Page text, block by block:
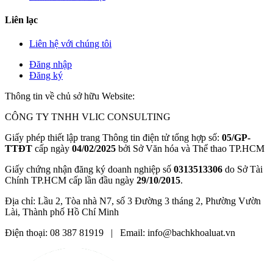
Liên lạc
Liên hệ với chúng tôi
Đăng nhập
Đăng ký
Thông tin về chủ sở hữu Website:
CÔNG TY TNHH VLIC CONSULTING
Giấy phép thiết lập trang Thông tin điện tử tổng hợp số: 05/GP-
TTĐT cấp ngày 04/02/2025 bởi Sở Văn hóa và Thể thao TP.HCM
Giấy chứng nhận đăng ký doanh nghiệp số 0313513306 do Sở Tài
Chính TP.HCM cấp lần đầu ngày 29/10/2015.
Địa chỉ: Lầu 2, Tòa nhà N7, số 3 Đường 3 tháng 2, Phường Vườn
Lài, Thành phố Hồ Chí Minh
Điện thoại: 08 387 81919 | Email: info@bachkhoaluat.vn